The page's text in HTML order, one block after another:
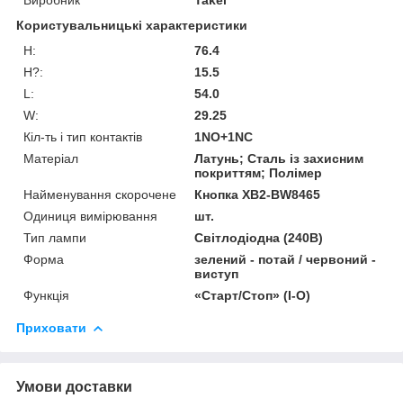
Користувальницькі характеристики
H:
76.4
H?:
15.5
L:
54.0
W:
29.25
Кіл-ть і тип контактів
1NO+1NC
Матеріал
Латунь; Сталь із захисним
покриттям; Полімер
Найменування скорочене
Кнопка XB2-BW8465
Одиниця вимірювання
шт.
Тип лампи
Світлодіодна (240В)
Форма
зелений - потай / червоний -
виступ
Функція
«Старт/Стоп» (I-O)
Приховати
Умови доставки